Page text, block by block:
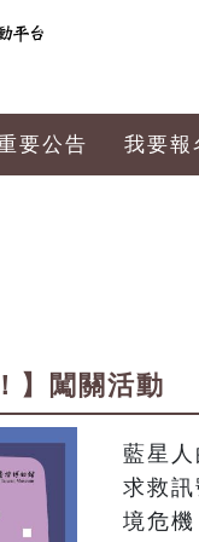
要公告 我要報
】闖關活動
藍星
求救
境危